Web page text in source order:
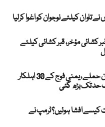
تاوان کیلئے نوجوان کو اغوا کرلیا
کشائی مؤخر، قبر کشائی کیلئے
حوثیوں کے میزائل اور ڈرون حملے، یمنی فوج کے 30 اہلکار
حد تک بڑھ گئی
کیسے افشا ہوئیں؟ ٹرمپ نے